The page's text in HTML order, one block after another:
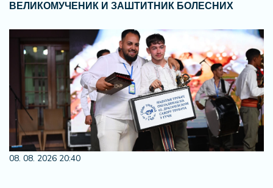
ВЕЛИКОМУЧЕНИК И ЗАШТИТНИК БОЛЕСНИХ
08. 08. 2026 20:40